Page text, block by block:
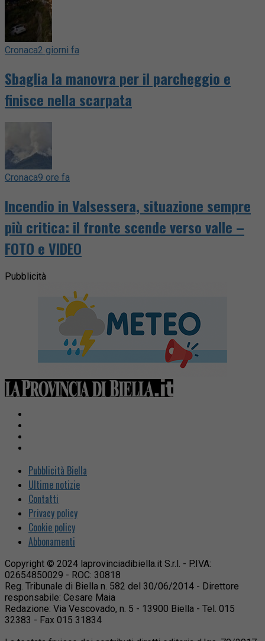
Cronaca2 giorni fa
Sbaglia la manovra per il parcheggio e
finisce nella scarpata
Cronaca9 ore fa
Incendio in Valsessera, situazione sempre
più critica: il fronte scende verso valle –
FOTO e VIDEO
Pubblicità
Pubblicità Biella
Ultime notizie
Contatti
Privacy policy
Cookie policy
Abbonamenti
Copyright © 2024 laprovinciadibiella.it S.r.l. - P.IVA:
02654850029 - ROC: 30818
Reg. Tribunale di Biella n. 582 del 30/06/2014 - Direttore
responsabile: Cesare Maia
Redazione: Via Vescovado, n. 5 - 13900 Biella - Tel. 015
32383 - Fax 015 31834